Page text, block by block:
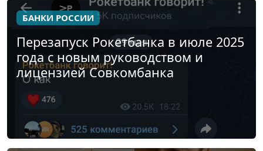
БАНКИ РОССИИ
Перезапуск Рокетбанка в июле 2025
года с новым руководством и
лицензией Совкомбанка